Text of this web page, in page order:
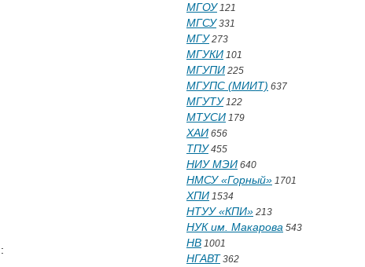
:
МГОУ121
МГСУ331
МГУ273
МГУКИ 101
МГУПИ 225
МГУПС (МИИТ) 637
МГУТУ122
МТУСИ 179
ХАИ 656
ТПУ455
НИУ МЭИ 640
НМСУ «Горный» 1701
ХПИ 1534
НТУУ «КПИ» 213
НУК им. Макарова 543
НВ 1001
НГАВТ 362